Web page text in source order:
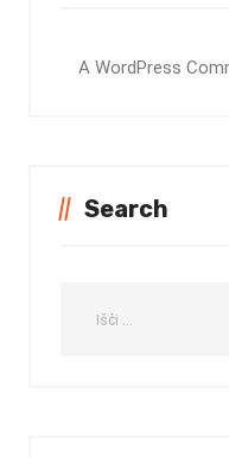
A WordPress
Search